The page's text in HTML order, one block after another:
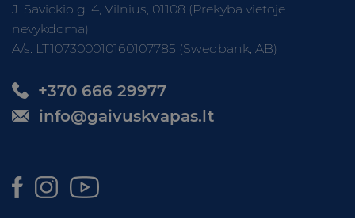
J. Savickio g. 4, Vilnius, 01108 (Prekyba vietoje
nevykdoma)
A/s: LT107300010160107785 (Swedbank, AB)
+370 666 29977
info@gaivuskvapas.lt